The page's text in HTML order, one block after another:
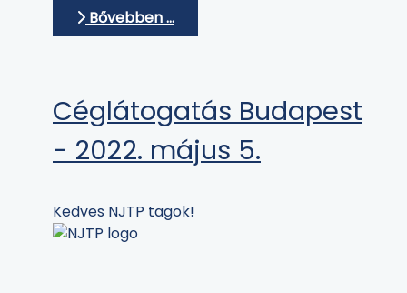
Bővebben …
Céglátogatás Budapest
- 2022. május 5.
Kedves NJTP tagok!